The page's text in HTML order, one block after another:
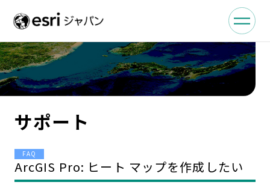
サポート
FAQ
ArcGIS Pro: ヒート マップを作成したい